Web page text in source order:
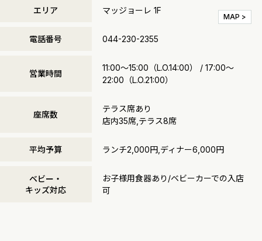
エリア マッジョーレ 1F
MAP >
電話番号 044-230-2355
営業時間
11:00～15:00（L.O.14:00） / 17:00～
22:00（L.O.21:00）
座席数
テラス席あり
店内35席,テラス8席
平均予算 ランチ2,000円,ディナー6,000円
ベビー・
キッズ対応
お子様用食器あり/ベビーカーでの入店
可